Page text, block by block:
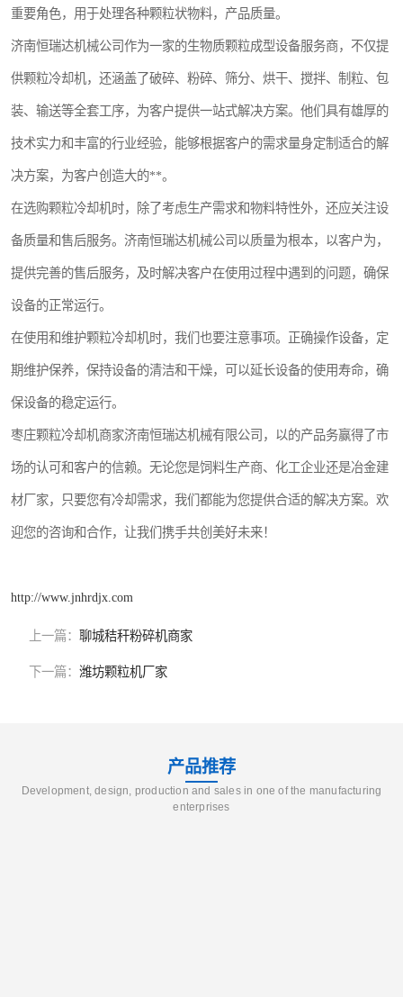
重要角色，用于处理各种颗粒状物料，产品质量。
济南恒瑞达机械公司作为一家的生物质颗粒成型设备服务商，不仅提
供颗粒冷却机，还涵盖了破碎、粉碎、筛分、烘干、搅拌、制粒、包
装、输送等全套工序，为客户提供一站式解决方案。他们具有雄厚的
技术实力和丰富的行业经验，能够根据客户的需求量身定制适合的解
决方案，为客户创造大的**。
在选购颗粒冷却机时，除了考虑生产需求和物料特性外，还应关注设
备质量和售后服务。济南恒瑞达机械公司以质量为根本，以客户为，
提供完善的售后服务，及时解决客户在使用过程中遇到的问题，确保
设备的正常运行。
在使用和维护颗粒冷却机时，我们也要注意事项。正确操作设备，定
期维护保养，保持设备的清洁和干燥，可以延长设备的使用寿命，确
保设备的稳定运行。
枣庄颗粒冷却机商家济南恒瑞达机械有限公司，以的产品务赢得了市
场的认可和客户的信赖。无论您是饲料生产商、化工企业还是冶金建
材厂家，只要您有冷却需求，我们都能为您提供合适的解决方案。欢
迎您的咨询和合作，让我们携手共创美好未来！
http://www.jnhrdjx.com
上一篇： 聊城秸秆粉碎机商家
下一篇： 潍坊颗粒机厂家
产品推荐
Development, design, production and sales in one of the manufacturing
enterprises